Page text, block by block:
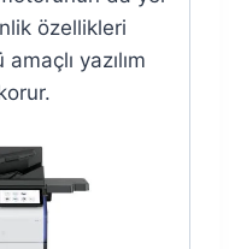
özellikleri
yazılım